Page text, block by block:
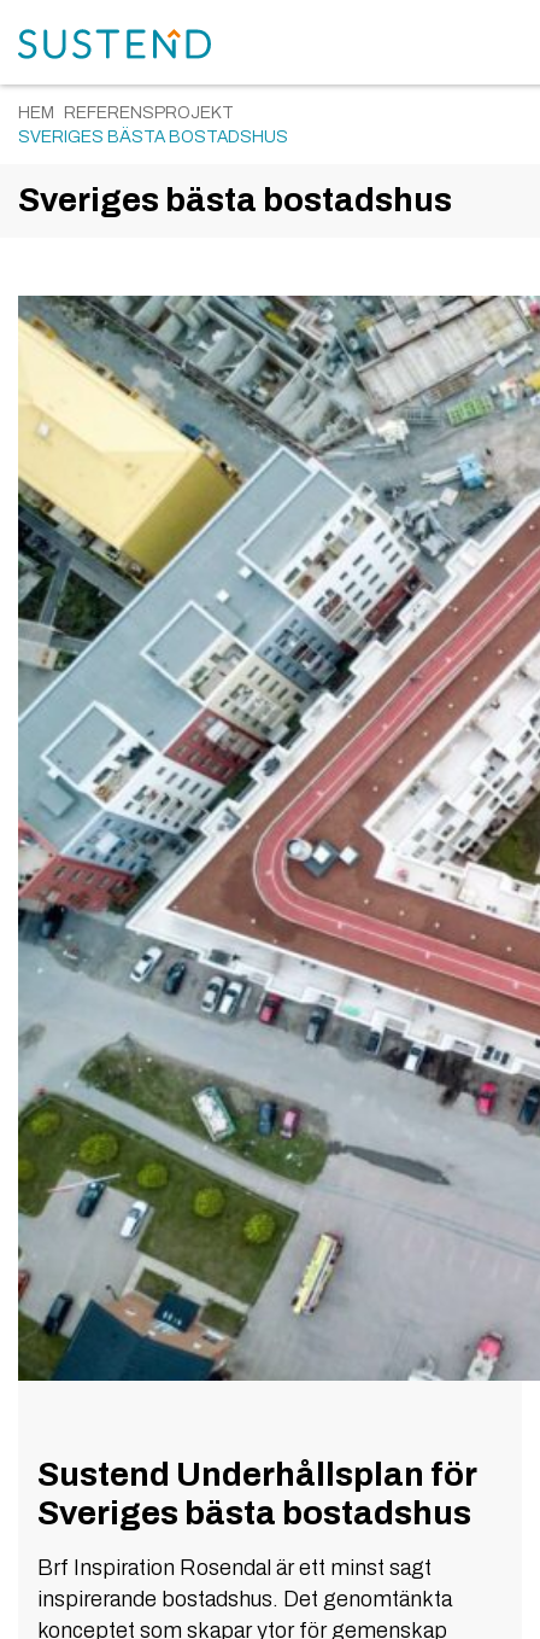
HEM
REFERENSPROJEKT
SVERIGES BÄSTA BOSTADSHUS
Sveriges bästa bostadshus
Sustend Underhållsplan för
Sveriges bästa bostadshus
Brf Inspiration Rosendal är ett minst sagt
inspirerande bostadshus. Det genomtänkta
konceptet som skapar ytor för gemenskap